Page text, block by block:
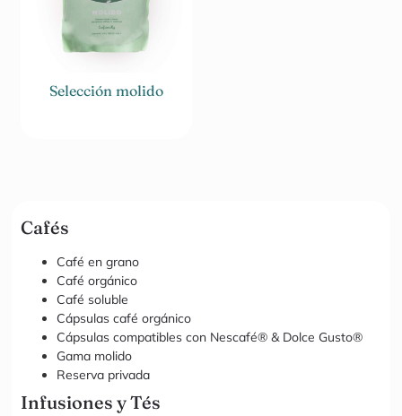
Cafés
Café en grano
Café orgánico
Café soluble
Cápsulas café orgánico
Cápsulas compatibles con Nescafé® & Dolce Gusto®
Gama molido
Reserva privada
Infusiones y Tés
Selección molido